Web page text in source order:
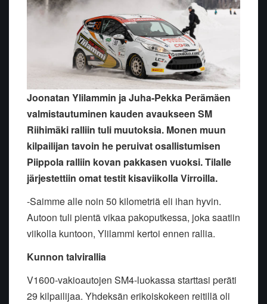
Joonatan Ylilammin ja Juha-Pekka Perämäen
valmistautuminen kauden avaukseen SM
Riihimäki ralliin tuli muutoksia. Monen muun
kilpailijan tavoin he peruivat osallistumisen
Piippola ralliin kovan pakkasen vuoksi. Tilalle
järjestettiin omat testit kisaviikolla Virroilla.
-Saimme alle noin 50 kilometriä eli ihan hyvin.
Autoon tuli pientä vikaa pakoputkessa, joka saatiin
viikolla kuntoon, Ylilammi kertoi ennen rallia.
Kunnon talvirallia
V1600-vakioautojen SM4-luokassa starttasi peräti
29 kilpailijaa. Yhdeksän erikoiskokeen reitillä oli